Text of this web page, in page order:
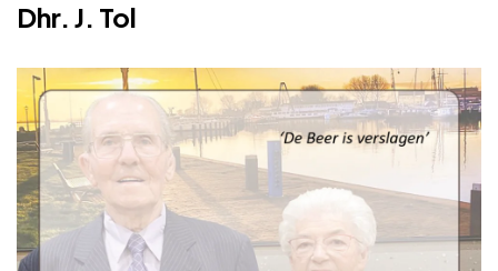
Adverteren
Adreswijziging
Contact
Dhr. J. Tol